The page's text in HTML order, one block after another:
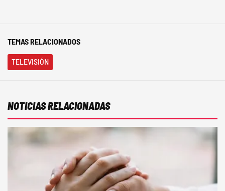
TEMAS RELACIONADOS
TELEVISIÓN
NOTICIAS RELACIONADAS